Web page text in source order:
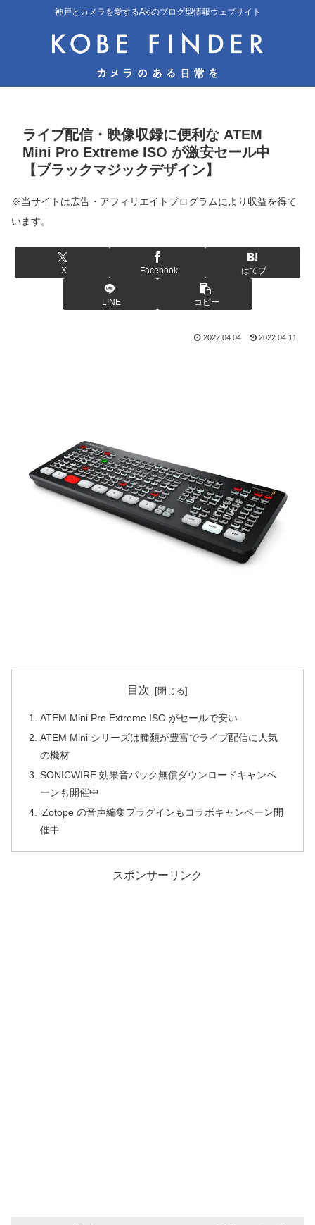
神戸とカメラを愛するAkiのブログ型情報ウェブサイト
ライブ配信・映像収録に便利な ATEM
Mini Pro Extreme ISO が激安セール中
【ブラックマジックデザイン】
※当サイトは広告・アフィリエイトプログラムにより収益を得て
います。
X Facebook はてブ
LINE コピー
2022.04.04 2022.04.11
目次
ATEM Mini Pro Extreme ISO がセールで安い
ATEM Mini シリーズは種類が豊富でライブ配信に人気
の機材
SONICWIRE 効果音パック無償ダウンロードキャンペ
ーンも開催中
iZotope の音声編集プラグインもコラボキャンペーン開
催中
スポンサーリンク